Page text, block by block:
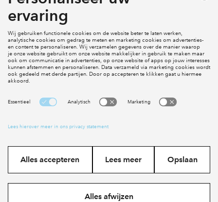
Mijn profiel
Social Media
Cookies
Privacy statement